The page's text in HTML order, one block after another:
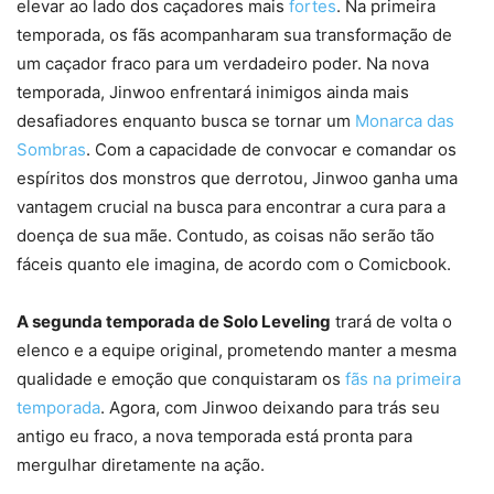
elevar ao lado dos caçadores mais fortes. Na primeira
temporada, os fãs acompanharam sua transformação de
um caçador fraco para um verdadeiro poder. Na nova
temporada, Jinwoo enfrentará inimigos ainda mais
desafiadores enquanto busca se tornar um Monarca das
Sombras. Com a capacidade de convocar e comandar os
espíritos dos monstros que derrotou, Jinwoo ganha uma
vantagem crucial na busca para encontrar a cura para a
doença de sua mãe. Contudo, as coisas não serão tão
fáceis quanto ele imagina, de acordo com o Comicbook.
A segunda temporada de Solo Leveling trará de volta o
elenco e a equipe original, prometendo manter a mesma
qualidade e emoção que conquistaram os fãs na primeira
temporada. Agora, com Jinwoo deixando para trás seu
antigo eu fraco, a nova temporada está pronta para
mergulhar diretamente na ação.